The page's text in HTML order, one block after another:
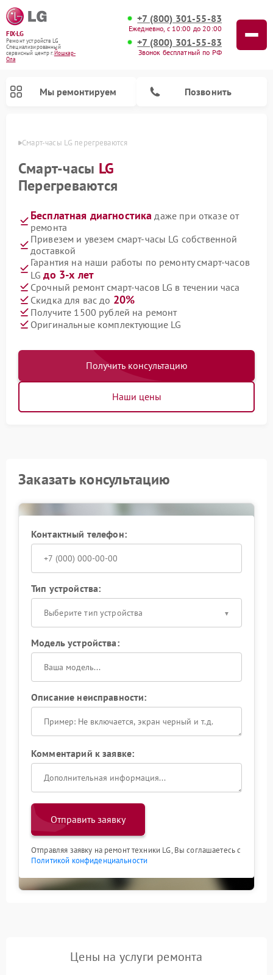
FIX-LG
Ремонт устройств LG
Специализированный
cервисный центр г.Йошкар-
Ола
+7 (800) 301-55-83
Ежедневно, с 10:00 до 20:00
+7 (800) 301-55-83
Звонок бесплатный по РФ
Мы ремонтируем Позвонить
Оле Смарт-часы LG перегреваются
Смарт-часы LG
Перегреваются
Бесплатная диагностика даже при отказе от
ремонта
Привезем и увезем смарт-часы LG собственной
доставкой
Гарантия на наши работы по ремонту смарт-часов
LGдо 3-х лет
Срочный ремонт смарт-часов LG в течении часа
Скидка для вас до 20%
Получите 1500 рублей на ремонт
Оригинальные комплектующие LG
Получить консультацию
Наши цены
Заказать консультацию
Контактный телефон:
Тип устройства:
Выберите тип устройства
Модель устройства:
Описание неисправности:
Комментарий к заявке:
Отправить заявку
Отправляя заявку на ремонт техники LG, Вы соглашаетесь с
Политикой конфиденциальности
Цены на услуги ремонта